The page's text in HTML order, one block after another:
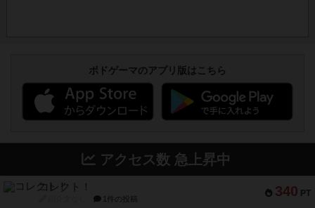
ボドゲーマのアプリ版はこちら
アクセス数 急上昇中
340 PT
コレクト！
1件の投稿